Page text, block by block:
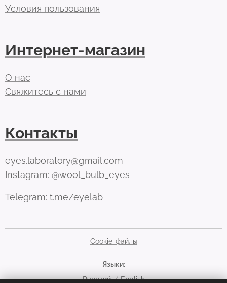
Условия пользования
Интернет-магазин
О нас
Свяжитесь с нами
Контакты
eyes.laboratory@gmail.com
Instagram: @wool_bulb_eyes
Telegram: t.me/eyelab
Cookie-файлы
Языки
Русский
English